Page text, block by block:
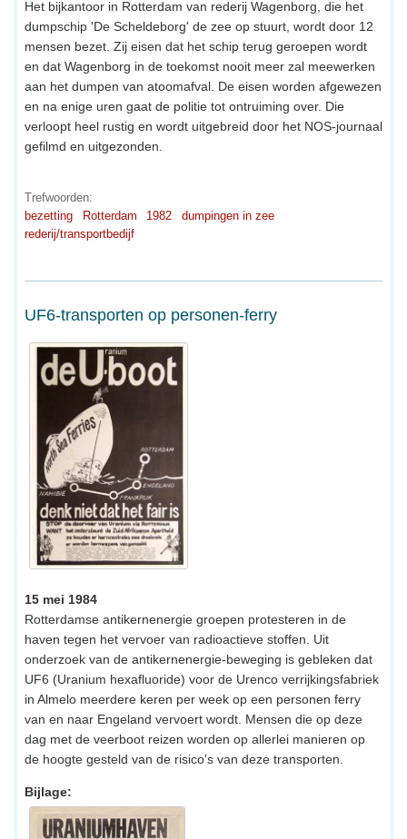
Het bijkantoor in Rotterdam van rederij Wagenborg, die het
dumpschip 'De Scheldeborg' de zee op stuurt, wordt door 12
mensen bezet. Zij eisen dat het schip terug geroepen wordt
en dat Wagenborg in de toekomst nooit meer zal meewerken
aan het dumpen van atoomafval. De eisen worden afgewezen
en na enige uren gaat de politie tot ontruiming over. Die
verloopt heel rustig en wordt uitgebreid door het NOS-journaal
gefilmd en uitgezonden.
Trefwoorden:
bezetting
Rotterdam 1982
dumpingen in zee
rederij/transportbedijf
UF6-transporten op personen-ferry
15 mei 1984
Rotterdamse antikernenergie groepen protesteren in de
haven tegen het vervoer van radioactieve stoffen. Uit
onderzoek van de antikernenergie-beweging is gebleken dat
UF6 (Uranium hexafluoride) voor de Urenco verrijkingsfabriek
in Almelo meerdere keren per week op een personen ferry
van en naar Engeland vervoert wordt. Mensen die op deze
dag met de veerboot reizen worden op allerlei manieren op
de hoogte gesteld van de risico's van deze transporten.
Bijlage: